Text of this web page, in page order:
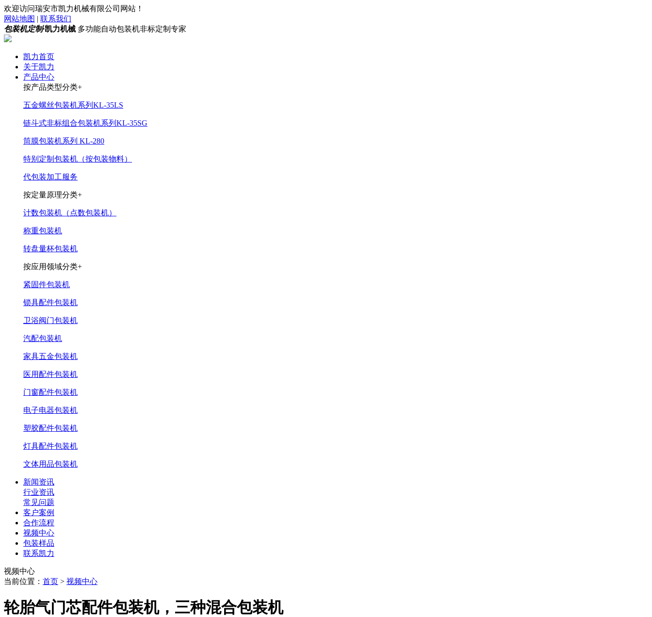
欢迎访问瑞安市凯力机械有限公司网站！
网站地图 | 联系我们
包装机定制·凯力机械 多功能自动包装机非标定制专家
凯力首页
关于凯力
产品中心
按产品类型分类+
五金螺丝包装机系列KL-35LS
链斗式非标组合包装机系列KL-35SG
筒膜包装机系列 KL-280
特别定制包装机（按包装物料）
代包装加工服务
按定量原理分类+
计数包装机（点数包装机）
称重包装机
转盘量杯包装机
按应用领域分类+
紧固件包装机
锁具配件包装机
卫浴阀门包装机
汽配包装机
家具五金包装机
医用配件包装机
门窗配件包装机
电子电器包装机
塑胶配件包装机
灯具配件包装机
文体用品包装机
新闻资讯
行业资讯
常见问题
客户案例
合作流程
视频中心
包装样品
联系凯力
视频中心
当前位置： 首页 > 视频中心
轮胎气门芯配件包装机，三种混合包装机